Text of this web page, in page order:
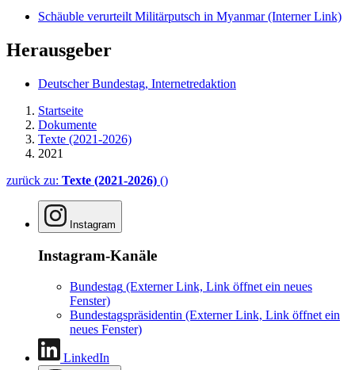
Schäuble verurteilt Militärputsch in Myanmar(Interner Link)
Herausgeber
Deutscher Bundestag, Internetredaktion
Startseite
Dokumente
Texte (2021-2026)
2021
zurück zu: Texte (2021-2026) ()
Instagram
Instagram-Kanäle
Bundestag (Externer Link, Link öffnet ein neues
Fenster)
Bundestagspräsidentin (Externer Link, Link öffnet ein
neues Fenster)
LinkedIn